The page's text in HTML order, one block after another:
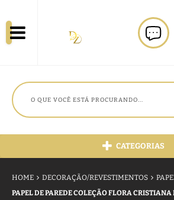
CATEGORIAS
HOME DECORAÇÃO/REVESTIMENTOS
PAPEL DE PAREDE COLEÇÃO FLORA